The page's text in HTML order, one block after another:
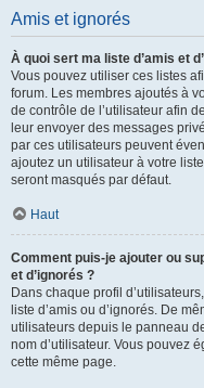
Amis et ignorés
À quoi sert ma liste d’amis et
Vous pouvez utiliser ces listes
forum. Les membres ajoutés à
de contrôle de l’utilisateur afin
leur envoyer des messages
par ces utilisateurs peuvent
ajoutez un utilisateur à votre
seront masqués par défaut.
Haut
Comment puis-je ajouter ou
et d’ignorés ?
Dans chaque profil
liste d’amis ou d’ignorés. De
utilisateurs depuis le panneau
nom d’utilisateur. Vous pouvez
cette même page.